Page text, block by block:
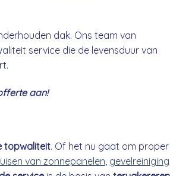
dak. Ons team van
service die de levensduur van
aan!
topwaliteit. Of het nu gaat om
van zonnepanelen, gevelreiniging